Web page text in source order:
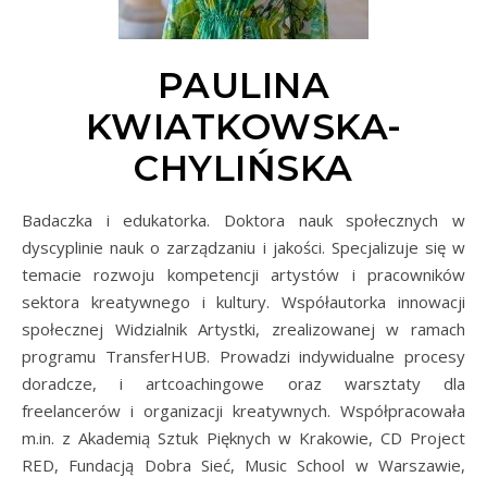
PAULINA
KWIATKOWSKA-
CHYLIŃSKA
Badaczka i edukatorka. Doktora nauk społecznych w
dyscyplinie nauk o zarządzaniu i jakości. Specjalizuje się w
temacie rozwoju kompetencji artystów i pracowników
sektora kreatywnego i kultury. Współautorka innowacji
społecznej Widzialnik Artystki, zrealizowanej w ramach
programu TransferHUB. Prowadzi indywidualne procesy
doradcze, i artcoachingowe oraz warsztaty dla
freelancerów i organizacji kreatywnych. Współpracowała
m.in. z Akademią Sztuk Pięknych w Krakowie, CD Project
RED, Fundacją Dobra Sieć, Music School w Warszawie,